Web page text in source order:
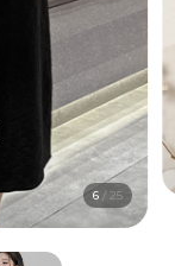
7 /25